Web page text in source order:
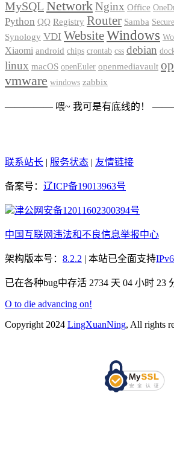
MySQL NetworkNginx Office
Python QQ Registry Router Samba
Synology VDI WebsiteWindows
Xiaomi android chips crontab css debian
linux macOS openEuler openmediavault
vmware windows zabbix
————— 喂~ 我可是有底线的！
联系站长 | 服务状态 | 友情链接
备案号： 辽ICP备19013963号
津公网安备12011602300394号
中国互联网违法和不良信息举报中心
架构版本号： 8.2.2 | 本站已全面支持IPv6
已在各种bug中存活 2734 天 04 小时 23
O to die advancing on!
Copyright 2024 LingXuanNing, All rights